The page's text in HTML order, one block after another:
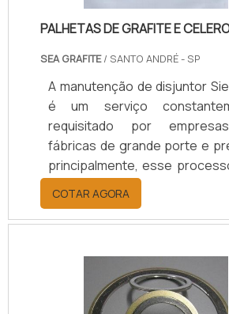
existent.
PALHETAS DE GRAFITE E
SEA GRAFITE/ SANTO ANDRÉ - SP
A manutenção de disjuntor
é um serviço
requisitado por
fábricas de grande porte e
principalmente, esse
a finalidade de realizar
instalações ou até mesmo
CONHEÇA A GARANTIA DE
serviço seja feito por uma
de manutenção de
Siemens renomada, por
COTAR AGORA